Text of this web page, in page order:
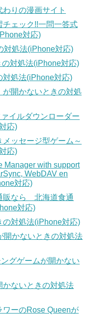
りの漫画サイト
ェック!!一問一答式
対応)
対処法(iPhone対応)
対処法(iPhone対応)
対処法(iPhone対応)
が開かないときの対処
イルダウンローダー
応)
ッセージ型ゲーム～
応)
Manager with support
WebDAV en
対応)
販なら 北海道食通
対応)
対処法(iPhone対応)
開かないときの対処法
グゲームが開かない
ないときの対処法
ワーのRose Queenが